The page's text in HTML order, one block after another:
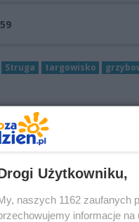
Struga targowisko
Użytkowniku,
naszych 1162 zaufanych
informacje